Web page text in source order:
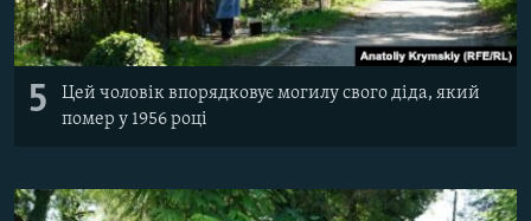
5
Цей чоловік впорядковує могилу свого діда, який
помер у 1956 році